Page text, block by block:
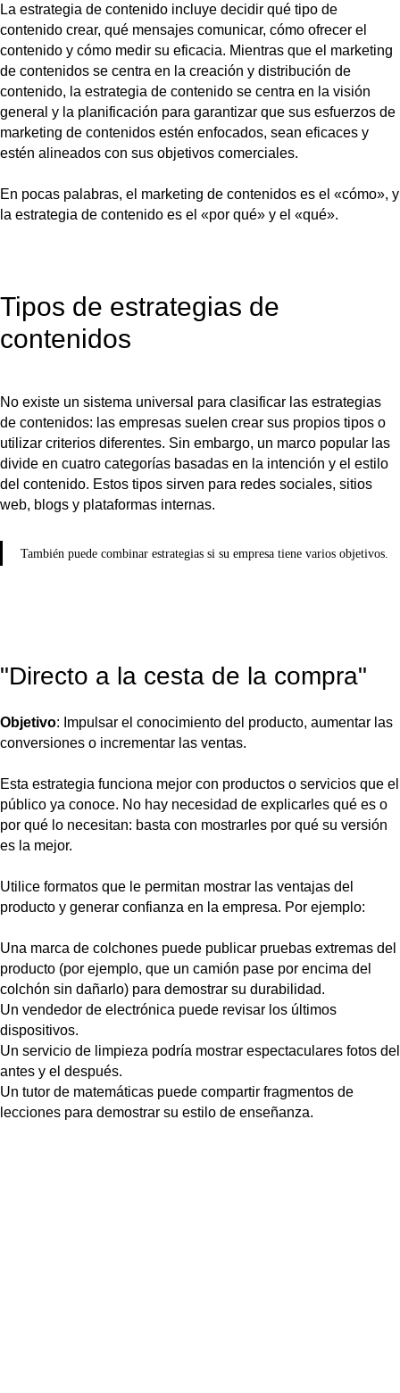
La estrategia de contenido incluye decidir qué tipo de
contenido crear, qué mensajes comunicar, cómo ofrecer el
contenido y cómo medir su eficacia. Mientras que el marketing
de contenidos se centra en la creación y distribución de
contenido, la estrategia de contenido se centra en la visión
general y la planificación para garantizar que sus esfuerzos de
marketing de contenidos estén enfocados, sean eficaces y
estén alineados con sus objetivos comerciales.
En pocas palabras, el marketing de contenidos es el «cómo», y
la estrategia de contenido es el «por qué» y el «qué».
Tipos de estrategias de
contenidos
No existe un sistema universal para clasificar las estrategias
de contenidos: las empresas suelen crear sus propios tipos o
utilizar criterios diferentes. Sin embargo, un marco popular las
divide en cuatro categorías basadas en la intención y el estilo
del contenido. Estos tipos sirven para redes sociales, sitios
web, blogs y plataformas internas.
También puede combinar estrategias si su empresa tiene varios objetivos.
"Directo a la cesta de la compra"
Objetivo: Impulsar el conocimiento del producto, aumentar las
conversiones o incrementar las ventas.
Esta estrategia funciona mejor con productos o servicios que el
público ya conoce. No hay necesidad de explicarles qué es o
por qué lo necesitan: basta con mostrarles por qué su versión
es la mejor.
Utilice formatos que le permitan mostrar las ventajas del
producto y generar confianza en la empresa. Por ejemplo:
Una marca de colchones puede publicar pruebas extremas del
producto (por ejemplo, que un camión pase por encima del
colchón sin dañarlo) para demostrar su durabilidad.
Un vendedor de electrónica puede revisar los últimos
dispositivos.
Un servicio de limpieza podría mostrar espectaculares fotos del
antes y el después.
Un tutor de matemáticas puede compartir fragmentos de
lecciones para demostrar su estilo de enseñanza.